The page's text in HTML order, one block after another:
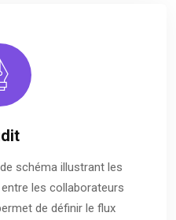
schéma illustrant les
les collaborateurs
de définir le flux